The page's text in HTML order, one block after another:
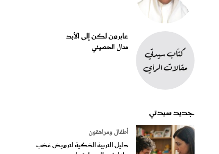
عابرون لكن إلى الأبد
منال الحصيني
جديد سيدتي
أطفال ومراهقون
دليل التربية الذكية لترويض غضب